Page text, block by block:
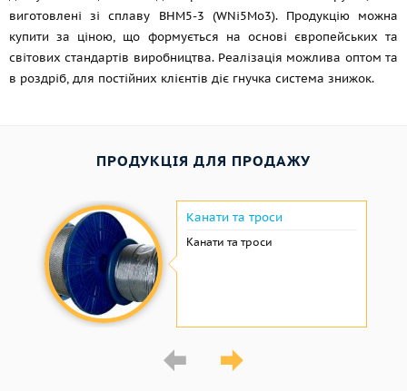
виготовлені зі сплаву ВНМ5-3 (WNi5Mo3). Продукцію можна
купити за ціною, що формується на основі європейських та
світових стандартів виробництва. Реалізація можлива оптом та
в роздріб, для постійних клієнтів діє гнучка система знижок.
ПРОДУКЦІЯ ДЛЯ ПРОДАЖУ
Канати та троси
Канати та троси